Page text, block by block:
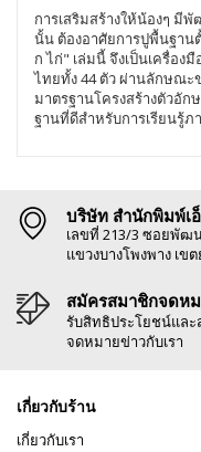
การเสริมสร้างให้น้องๆ มี
นั้น ต้องอาศัยการปูพื้นฐาน
ก ไก่" เล่มนี้ จึงเป็นเครื่อ
ไทยทั้ง 44 ตัว ผ่านลักษณะ
มาตรฐานโครงสร้างตัวอั
ฐานที่ดีสำหรับการเรียนรู้
บริษัท สำนักพิมพ์เ
เลขที่ 213/3 ซอยพัฒ
แขวงบางโพงพาง เข
สมัครสมาชิกจดห
รับสิทธิประโยชน์แล
จดหมายข่าวกับเรา
เกี่ยวกับร้าน
เกี่ยวกับเรา